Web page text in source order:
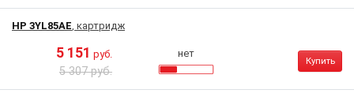
HP 3YL85AE, картридж
5 151 руб.
5 307 руб.
нет
Купить